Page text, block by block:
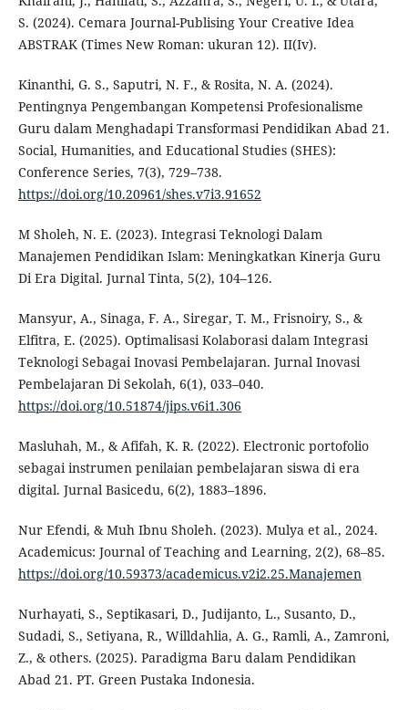
S. (2024). Cemara Journal-Publising Your Creative Idea
ABSTRAK (Times New Roman: ukuran 12). II(Iv).
Kinanthi, G. S., Saputri, N. F., & Rosita, N. A. (2024).
Pentingnya Pengembangan Kompetensi Profesionalisme
Guru dalam Menghadapi Transformasi Pendidikan Abad 21.
Social, Humanities, and Educational Studies (SHES):
Conference Series, 7(3), 729–738.
https://doi.org/10.20961/shes.v7i3.91652
M Sholeh, N. E. (2023). Integrasi Teknologi Dalam
Manajemen Pendidikan Islam: Meningkatkan Kinerja Guru
Di Era Digital. Jurnal Tinta, 5(2), 104–126.
Mansyur, A., Sinaga, F. A., Siregar, T. M., Frisnoiry, S., &
Elfitra, E. (2025). Optimalisasi Kolaborasi dalam Integrasi
Teknologi Sebagai Inovasi Pembelajaran. Jurnal Inovasi
Pembelajaran Di Sekolah, 6(1), 033–040.
https://doi.org/10.51874/jips.v6i1.306
Masluhah, M., & Afifah, K. R. (2022). Electronic portofolio
sebagai instrumen penilaian pembelajaran siswa di era
digital. Jurnal Basicedu, 6(2), 1883–1896.
Nur Efendi, & Muh Ibnu Sholeh. (2023). Mulya et al., 2024.
Academicus: Journal of Teaching and Learning, 2(2), 68–85.
https://doi.org/10.59373/academicus.v2i2.25.Manajemen
Nurhayati, S., Septikasari, D., Judijanto, L., Susanto, D.,
Sudadi, S., Setiyana, R., Willdahlia, A. G., Ramli, A., Zamroni,
Z., & others. (2025). Paradigma Baru dalam Pendidikan
Abad 21. PT. Green Pustaka Indonesia.